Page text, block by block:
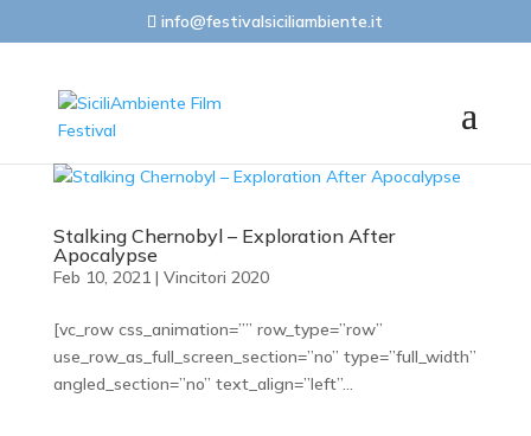
info@festivalsiciliambiente.it
Stalking Chernobyl – Exploration After
Apocalypse
Feb 10, 2021| Vincitori 2020
[vc_row css_animation=”” row_type=”row”
use_row_as_full_screen_section=”no” type=”full_width”
angled_section=”no” text_align=”left”...